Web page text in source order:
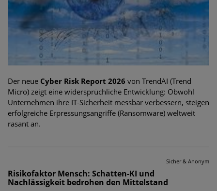
Der neue Cyber Risk Report 2026 von TrendAI (Trend
Micro) zeigt eine widersprüchliche Entwicklung: Obwohl
Unternehmen ihre IT-Sicherheit messbar verbessern, steigen
erfolgreiche Erpressungsangriffe (Ransomware) weltweit
rasant an.
Sicher & Anonym
Risikofaktor Mensch: Schatten-KI und
Nachlässigkeit bedrohen den Mittelstand